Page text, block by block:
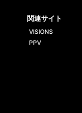
関連サイト
VISIONS
PPV